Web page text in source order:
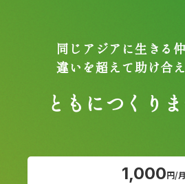
同じアジアに生きる
違いを超えて助け合
ともにつくり
1,000円/月